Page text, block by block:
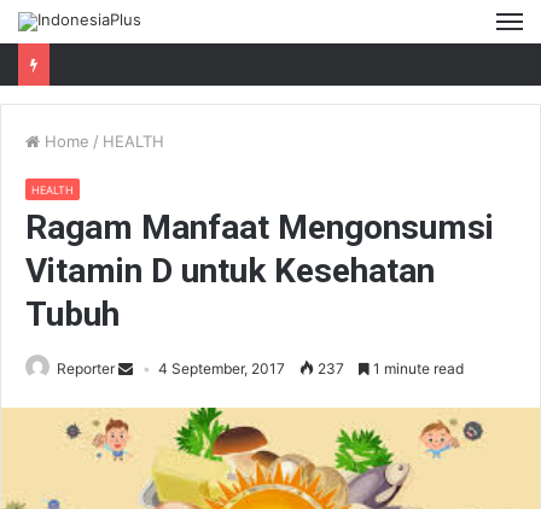
Home / HEALTH
HEALTH
Ragam Manfaat Mengonsumsi
Vitamin D untuk Kesehatan
Tubuh
Reporter 4 September, 2017 237 1 minute read